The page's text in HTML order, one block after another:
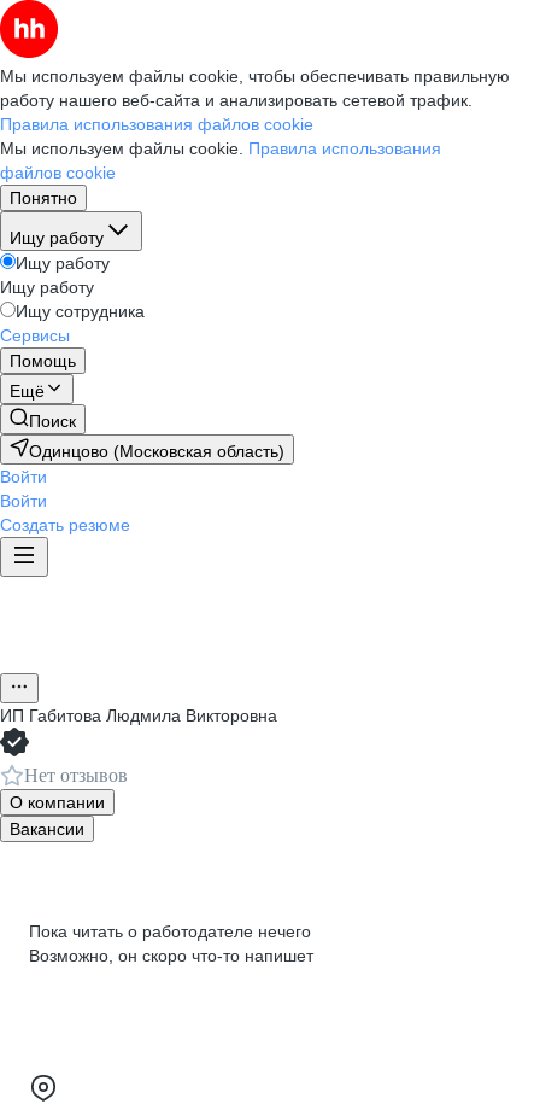
Мы используем файлы cookie, чтобы обеспечивать правильную
работу нашего веб-сайта и анализировать сетевой трафик.
Правила использования файлов cookie
Мы используем файлы cookie. Правила использования
файлов cookie
Понятно
Ищу работу
Ищу работу
Ищу работу
Ищу сотрудника
Сервисы
Помощь
Ещё
Поиск
Одинцово (Московская область)
Войти
Войти
Создать резюме
ИП Габитова Людмила Викторовна
Нет отзывов
О компании
Вакансии
Пока читать о работодателе нечего
Возможно, он скоро что‑то напишет